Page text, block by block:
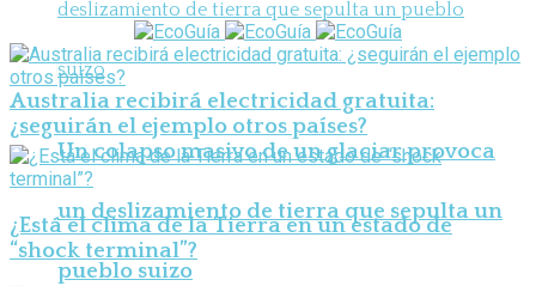
Un colapso masivo de un glaciar provoca
un deslizamiento de tierra que sepulta un
pueblo suizo
Australia recibirá electricidad gratuita:
¿seguirán el ejemplo otros países?
¿Está el clima de la Tierra en un estado de
“shock terminal”?